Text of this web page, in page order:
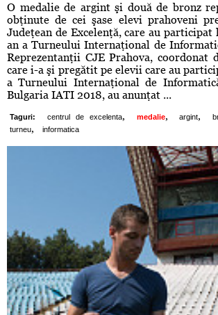
O medalie de argint şi două de bronz
obţinute de cei şase elevi prahoveni
Judeţean de Excelenţă, care au
an a Turneului Internaţional de
Reprezentanţii CJE Prahova, coordonat
care i-a şi pregătit pe elevii care au
a Turneului Internaţional de
Bulgaria IATI 2018, au anunţat ...
Taguri: centrul de excelenta, medalie, argint,
turneu, informatica